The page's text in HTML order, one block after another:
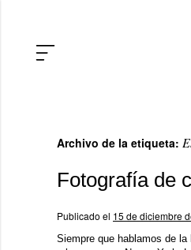
Archivo de la etiqueta:
Fotografía de
Publicado el 15 de diciembre
Siempre que hablamos de